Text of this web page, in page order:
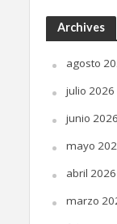
Archives
agosto
julio 2026
junio 2026
mayo
abril 2026
marzo